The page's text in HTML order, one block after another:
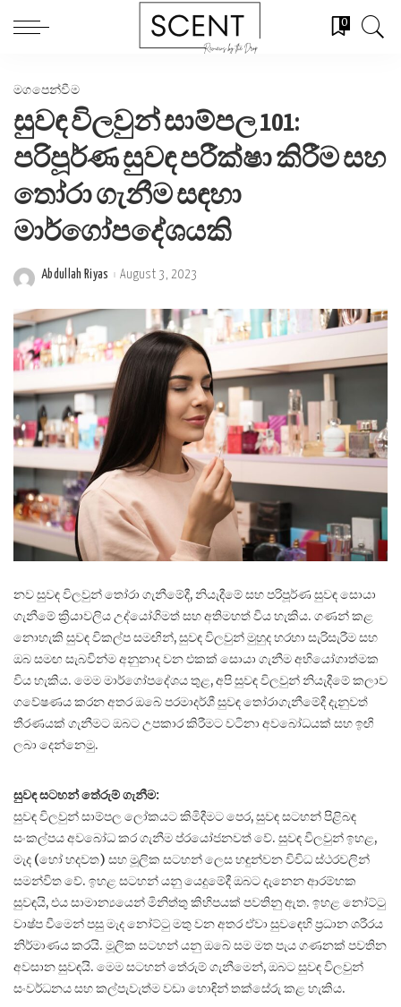
0
මගපෙන්වීම
සුවඳ විලවුන් සාම්පල 101:
පරිපූර්ණ සුවඳ පරීක්ෂා කිරීම සහ
තෝරා ගැනීම සඳහා
මාර්ගෝපදේශයකි
Posted
Abdullah Riyas August 3, 2023
නව සුවඳ විලවුන් තෝරා ගැනීමේදී, නියැදීමේ සහ පරිපූර්ණ සුවඳ සොයා
ගැනීමේ ක්‍රියාවලිය උද්යෝගිමත් සහ අතිමහත් විය හැකිය. ගණන් කළ
නොහැකි සුවඳ විකල්ප සමඟින්, සුවඳ විලවුන් මුහුද හරහා සැරිසැරීම සහ
ඔබ සමඟ සැබවින්ම අනුනාද වන එකක් සොයා ගැනීම අභියෝගාත්මක
විය හැකිය. මෙම මාර්ගෝපදේශය තුළ, අපි සුවඳ විලවුන් නියැදීමේ කලාව
ගවේෂණය කරන අතර ඔබේ පරමාදර්ශී සුවඳ තෝරාගැනීමේදී දැනුවත්
තීරණයක් ගැනීමට ඔබට උපකාර කිරීමට වටිනා අවබෝධයක් සහ ඉඟි
ලබා දෙන්නෙමු.
සුවඳ සටහන් තේරුම් ගැනීම:
සුවඳ විලවුන් සාම්පල ලෝකයට කිමිදීමට පෙර, සුවඳ සටහන් පිළිබඳ
සංකල්පය අවබෝධ කර ගැනීම ප්රයෝජනවත් වේ. සුවඳ විලවුන් ඉහළ,
මැද (හෝ හදවත) සහ මූලික සටහන් ලෙස හඳුන්වන විවිධ ස්ථරවලින්
සමන්විත වේ. ඉහළ සටහන් යනු යෙදුමේදී ඔබට දැනෙන ආරම්භක
සුවඳයි, එය සාමාන්‍යයෙන් මිනිත්තු කිහිපයක් පවතිනු ඇත. ඉහළ නෝට්ටු
වාෂ්ප වීමෙන් පසු මැද නෝට්ටු මතු වන අතර ඒවා සුවඳෙහි ප්‍රධාන ශරීරය
නිර්මාණය කරයි. මූලික සටහන් යනු ඔබේ සම මත පැය ගණනක් පවතින
අවසාන සුවඳයි. මෙම සටහන් තේරුම් ගැනීමෙන්, ඔබට සුවඳ විලවුන්
සංවර්ධනය සහ කල්පැවැත්ම වඩා හොඳින් තක්සේරු කළ හැකිය.